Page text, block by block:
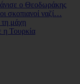
ο Θεοδωράκης
σκοπιανοί ναζί…
μάχη
η Τουρκία